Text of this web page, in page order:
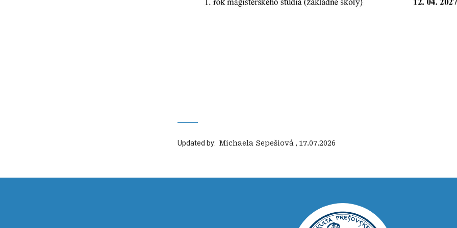
Updated by: ‍ Michaela Sepešiová , 17.07.2026